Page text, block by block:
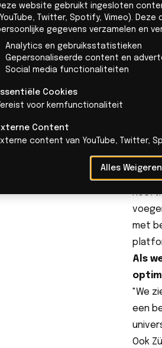
vorm
Wat
veel
van
heeft.
met
Als
"We
een
Ook
website gebruikt ingesloten
Twitter, Spotify, Vimeo). Deze
gegevens verzamelen en
Analytics en gebruiksstatistieken
Gepersonaliseerde content en
Social media functionaliteiten
Cookies
voor kernfunctionaliteit
Content
content van YouTube, Twitter,
Alles Weigeren